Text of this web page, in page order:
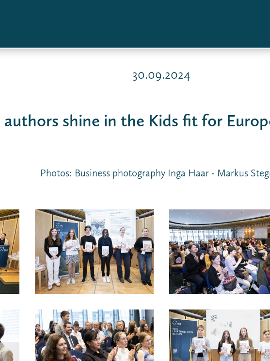
30.09.2024
authors shine in the Kids fit for
Photos: Business photography Inga Haar - Markus